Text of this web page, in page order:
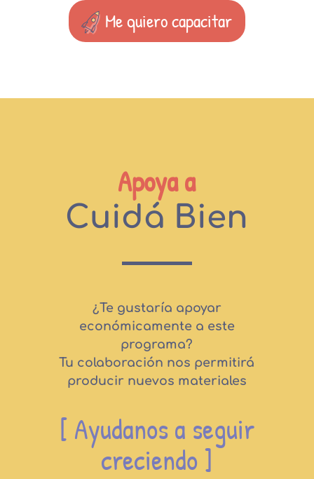
Me quiero capacitar
Apoya a
Cuidá Bien
¿Te gustaría apoyar
económicamente a este
programa?
Tu colaboración nos permitirá
producir nuevos materiales
[ Ayudanos a seguir
creciendo ]